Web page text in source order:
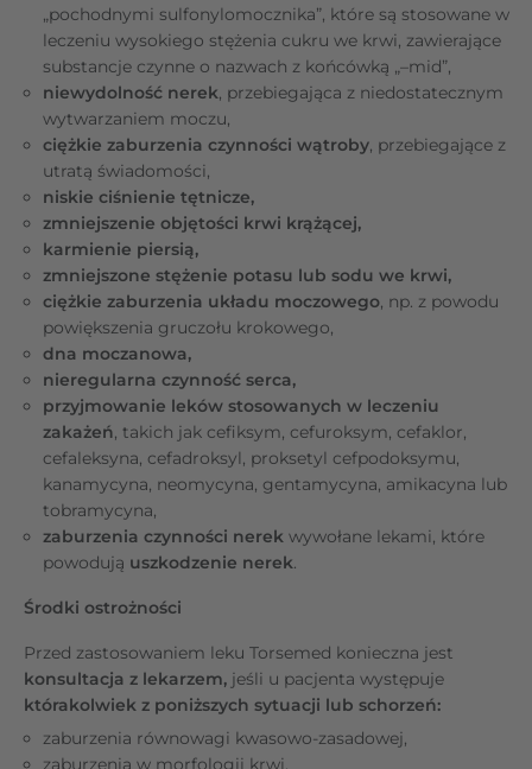
„pochodnymi sulfonylomocznika”, które są stosowane w
leczeniu wysokiego stężenia cukru we krwi, zawierające
substancje czynne o nazwach z końcówką „–mid”,
niewydolność nerek, przebiegająca z niedostatecznym
wytwarzaniem moczu,
ciężkie zaburzenia czynności wątroby, przebiegające z
utratą świadomości,
niskie ciśnienie tętnicze,
zmniejszenie objętości krwi krążącej,
karmienie piersią,
zmniejszone stężenie potasu lub sodu we krwi,
ciężkie zaburzenia układu moczowego, np. z powodu
powiększenia gruczołu krokowego,
dna moczanowa,
nieregularna czynność serca,
przyjmowanie leków stosowanych w leczeniu
zakażeń, takich jak cefiksym, cefuroksym, cefaklor,
cefaleksyna, cefadroksyl, proksetyl cefpodoksymu,
kanamycyna, neomycyna, gentamycyna, amikacyna lub
tobramycyna,
zaburzenia czynności nerek wywołane lekami, które
powodują uszkodzenie nerek.
Środki ostrożności
Przed zastosowaniem leku Torsemed konieczna jest
konsultacja z lekarzem, jeśli u pacjenta występuje
którakolwiek z poniższych sytuacji lub schorzeń:
zaburzenia równowagi kwasowo-zasadowej,
zaburzenia w morfologii krwi,